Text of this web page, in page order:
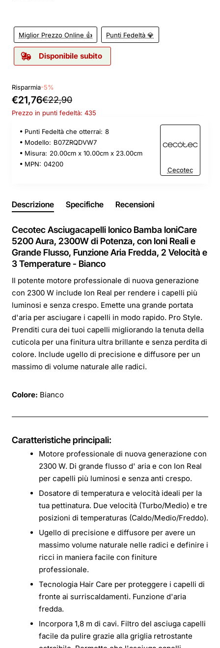
Miglior Prezzo Online 👍 Punti Fedeltà 💎
Disponibile subito
Risparmia-5%
€21,76€22,90
Prezzo in punti fedeltà: 435
Punti Fedeltà che otterrai: 8
Modello: B07ZRQDVW7
Misura: 20.00cm x 10.00cm x 23.00cm
MPN: 04200
Cecotec
Descrizione Specifiche Recensioni
Cecotec Asciugacapelli Ionico Bamba IoniCare
5200 Aura, 2300W di Potenza, con Ioni Reali e
Grande Flusso, Funzione Aria Fredda, 2 Velocità e
3 Temperature - Bianco
Il potente motore professionale di nuova generazione
con 2300 W include Ion Real per rendere i capelli più
luminosi e senza crespo. Emette una grande portata
d'aria per asciugare i capelli in modo rapido. Pro Style.
Prenditi cura dei tuoi capelli migliorando la tenuta della
cuticola per una finitura ultra brillante e senza perdita di
colore. Include ugello di precisione e diffusore per un
massimo di volume naturale alle radici.
Colore: Bianco
Caratteristiche principali:
Motore professionale di nuova generazione con
2300 W. Di grande flusso d' aria e con Ion Real
per capelli più luminosi e senza anti crespo.
Dosatore di temperatura e velocità ideali per la
tua pettinatura. Due velocità (Turbo/Medio) e tre
posizioni di temperaturas (Caldo/Medio/Freddo).
Ugello di precisione e diffusore per avere un
massimo volume naturale nelle radici e definire i
ricci in maniera facile con finiture
professionale.
Tecnologia Hair Care per proteggere i capelli di
fronte ai surriscaldamenti. Funzione d'aria
fredda.
Incorpora 1,8 m di cavi. Filtro del asciuga capelli
facile da pulire grazie alla griglia retrostante